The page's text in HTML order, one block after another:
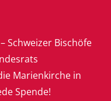
Schweizer Bischöfe
Marienkirche in
Spende!